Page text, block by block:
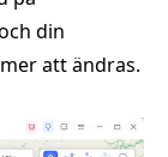
din
att ändras.